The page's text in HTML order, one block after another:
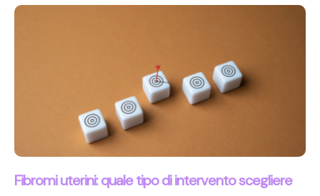
Fibromi uterini: quale tipo di intervento scegliere